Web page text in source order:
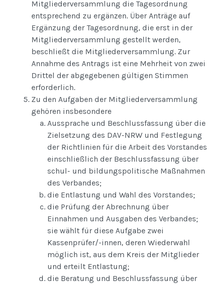
Mitgliederversammlung die Tagesordnung
entsprechend zu ergänzen. Über Anträge auf
Ergänzung der Tagesordnung, die erst in der
Mitgliederversammlung gestellt werden,
beschließt die Mitgliederversammlung. Zur
Annahme des Antrags ist eine Mehrheit von zwei
Drittel der abgegebenen gültigen Stimmen
erforderlich.
Zu den Aufgaben der Mitgliederversammlung
gehören insbesondere
Aussprache und Beschlussfassung über die
Zielsetzung des DAV-NRW und Festlegung
der Richtlinien für die Arbeit des Vorstandes
einschließlich der Beschlussfassung über
schul- und bildungspolitische Maßnahmen
des Verbandes;
die Entlastung und Wahl des Vorstandes;
die Prüfung der Abrechnung über
Einnahmen und Ausgaben des Verbandes;
sie wählt für diese Aufgabe zwei
Kassenprüfer/-innen, deren Wiederwahl
möglich ist, aus dem Kreis der Mitglieder
und erteilt Entlastung;
die Beratung und Beschlussfassung über